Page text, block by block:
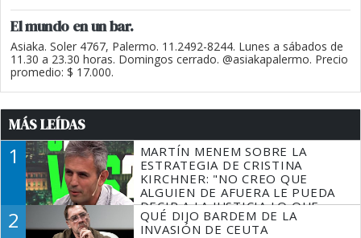
El mundo en un bar.
Asiaka. Soler 4767, Palermo. 11.2492-8244. Lunes a sábados de
11.30 a 23.30 horas. Domingos cerrado. @asiakapalermo. Precio
promedio: $ 17.000.
MÁS LEÍDAS
1
MARTÍN MENEM SOBRE LA
ESTRATEGIA DE CRISTINA
KIRCHNER: "NO CREO QUE
ALGUIEN DE AFUERA LE PUEDA
DECIR A LA JUSTICIA LO QUE
TIENE QUE HACER"
2
QUÉ DIJO BARDEM DE LA
INVASIÓN DE CEUTA